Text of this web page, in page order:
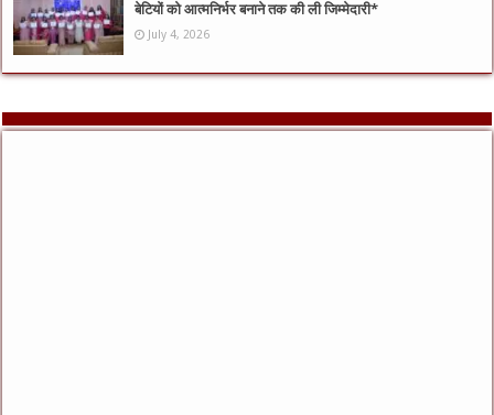
बेटियों को आत्मनिर्भर बनाने तक की ली जिम्मेदारी*
July 4, 2026